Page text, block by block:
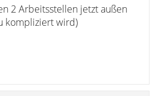
2 Arbeitsstellen jetzt außen
kompliziert wird)